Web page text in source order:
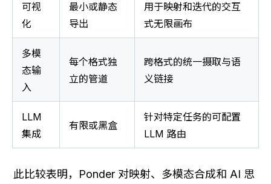
可视
化
最小或静态
导出
用于映射和迭代的交互
式无限画布
多模
态输
入
每个格式独
立的管道
跨格式的统一摄取与语
义链接
LLM
集成
有限或黑盒
针对特定任务的可配置
LLM 路由
此比较表明，Ponder 对映射、多模态合成和 AI 思